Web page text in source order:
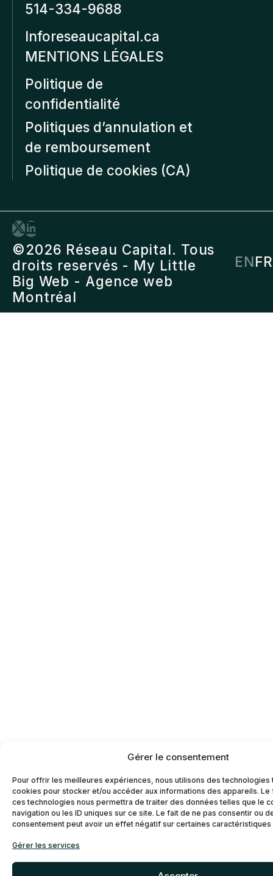
Gérer le consentement
Pour offrir les meilleures expériences, nous utilisons des technologies
cookies pour stocker et/ou accéder aux informations des appareils. Le
ces technologies nous permettra de traiter des données telles que le
navigation ou les ID uniques sur ce site. Le fait de ne pas consentir ou
consentement peut avoir un effet négatif sur certaines
Gérer les services
514-334-9688
Inforeseaucapital.ca
MENTIONS LÉGALES
Politique de
confidentialité
Politiques d’annulation et
de remboursement
Politique de cookies (CA)
©2026 Réseau Capital. Tous
droits reservés - My Little
Big Web - Agence web
Montréal
ENFR